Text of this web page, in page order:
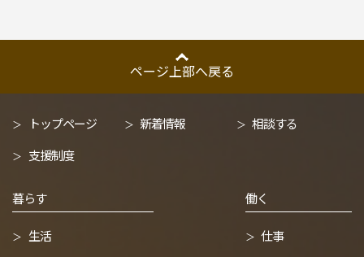
ページ上部へ戻る
トップページ 新着情報
相談する
支援制度
暮らす
生活
働く
仕事